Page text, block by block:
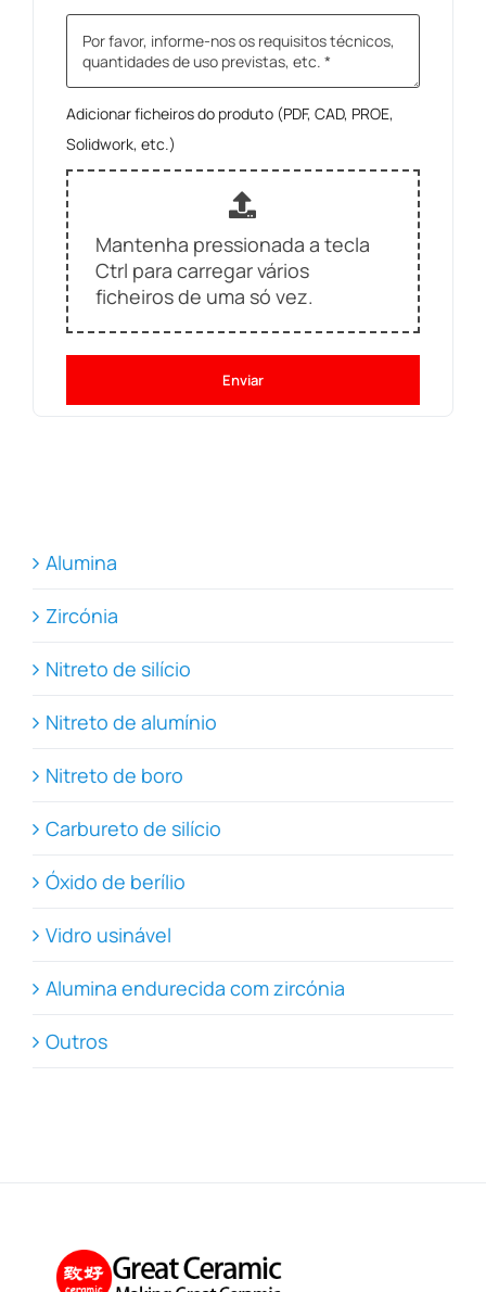
Adicionar ficheiros do produto (PDF, CAD, PROE,
Solidwork, etc.)
Mantenha pressionada a tecla
Ctrl para carregar vários
ficheiros de uma só vez.
Enviar
Alumina
Zircónia
Nitreto de silício
Nitreto de alumínio
Nitreto de boro
Carbureto de silício
Óxido de berílio
Vidro usinável
Alumina endurecida com zircónia
Outros